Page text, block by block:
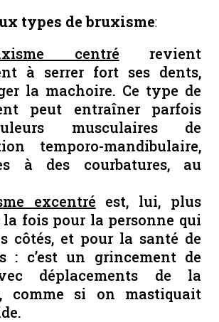
types de bruxisme:
centré revient
à serrer fort ses dents,
la machoire. Ce type de
peut entraîner parfois
musculaires de
temporo-mandibulaire,
à des courbatures, au
excentré est, lui, plus
la fois pour la personne qui
côtés, et pour la santé de
: c’est un grincement de
déplacements de la
comme si on mastiquait